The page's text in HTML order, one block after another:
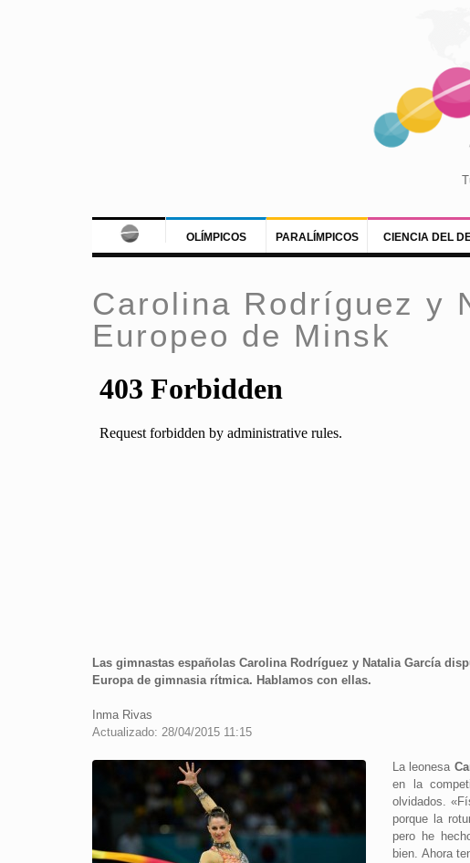
OLÍMPICOS PARALÍMPICOS CIENCIA DEL
Carolina Rodríguez y
Europeo de Minsk
Las gimnastas españolas Carolina Rodríguez y Natalia García
Europa de gimnasia rítmica. Hablamos con ellas.
Inma Rivas
Actualizado: 28/04/2015 11:15
La leonesa
en la
olvidados.
porque la
pero he
bien. Ahora